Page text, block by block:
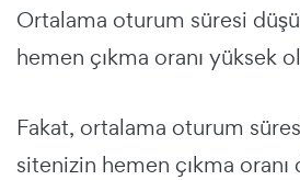
Ortalama oturum süresi
hemen çıkma oranı yüksek
Fakat, ortalama oturum
sitenizin hemen çıkma oranı